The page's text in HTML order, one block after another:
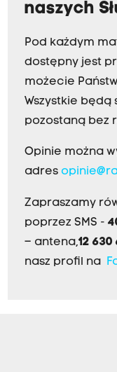
naszych
Pod każdym
dostępny jest
możecie
Wszystkie
pozostaną bez
Opinie można
adres
Zapraszamy
poprzez SMS -
– antena,12 630
nasz profil na